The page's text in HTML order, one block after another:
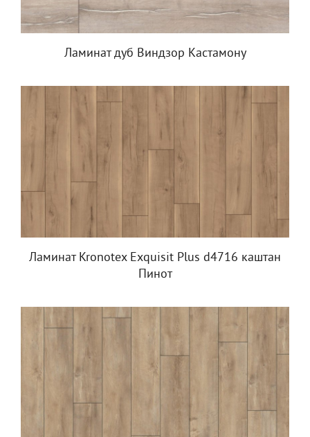
Ламинат дуб Виндзор Кастамону
Ламинат Kronotex Exquisit Plus d4716 каштан
Пинот